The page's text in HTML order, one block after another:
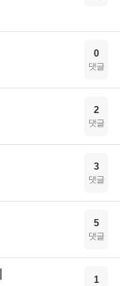
0
댓글
2
댓글
3
댓글
5
댓글
1